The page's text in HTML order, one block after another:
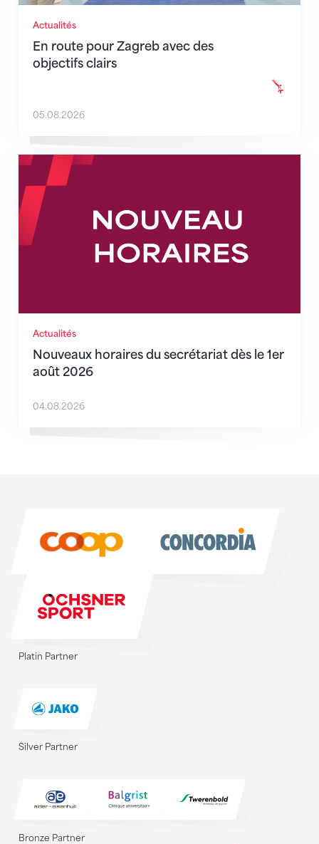
Actualités
En route pour Zagreb avec des
objectifs clairs
05.08.2026
Actualités
Nouveaux horaires du secrétariat dès le 1er
août 2026
Nouveaux horaires du secrétariat dès le 1er août
04.08.2026
Platin Partner
Silver Partner
Bronze Partner